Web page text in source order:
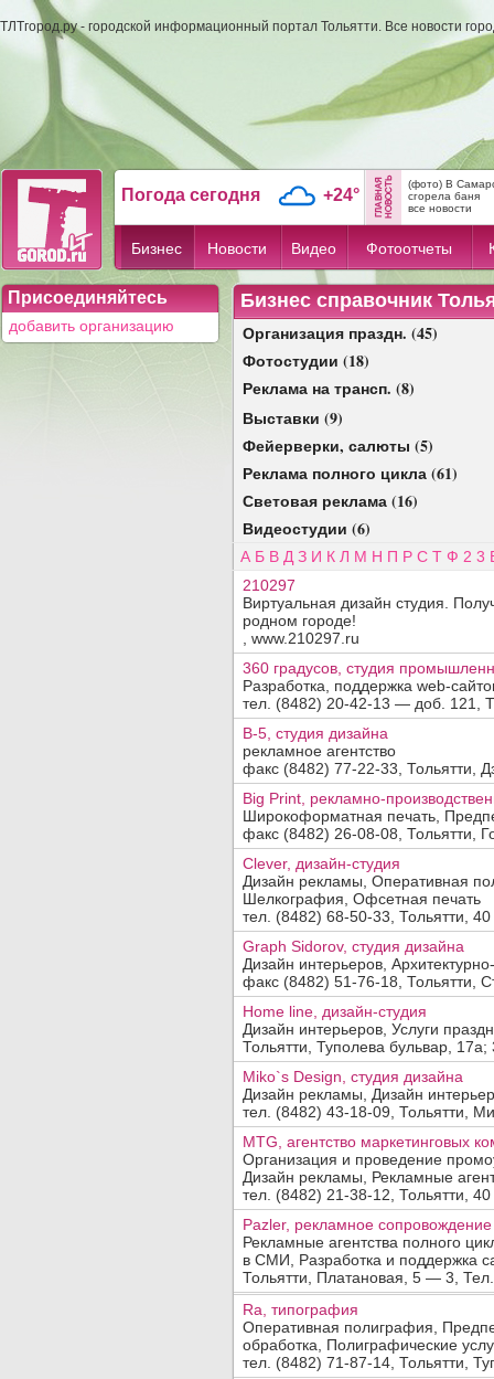
ТЛТгород.ру - городской информационный портал Тольятти. Все новости
Погода сегодня +24°
(фото) В
сгорела баня
все новости
Бизнес Новости Видео Фотоотчеты
Вид деятельности, продукция, услуги:
(введите пожалуйста число
)
размещения обращайтесь в отдел
Присоединяйтесь
добавить организацию
Бизнес справочник
Организация праздн. (45)
Фотостудии (18)
Реклама на трансп. (8)
Выставки (9)
Фейерверки, салюты (5)
Реклама полного цикла (61)
Световая реклама (16)
Видеостудии (6)
А Б В Д З И К Л М Н П Р С Т Ф 2 3
210297
Виртуальная дизайн студия.
родном городе!
, www.210297.ru
360 градусов, студия
Разработка, поддержка web-
тел. (8482) 20-42-13 — доб. 121,
B-5, студия дизайна
рекламное агентство
факс (8482) 77-22-33, Тольятти,
Big Print, рекламно-
Широкоформатная печать,
факс (8482) 26-08-08, Тольятти,
Clever, дизайн-студия
Дизайн рекламы, Оперативная
Шелкография, Офсетная печать
тел. (8482) 68-50-33, Тольятти,
Graph Sidorov, студия дизайна
Дизайн интерьеров,
факс (8482) 51-76-18, Тольятти,
Home line, дизайн-студия
Дизайн интерьеров, Услуги
Тольятти, Туполева бульвар, 17а;
Miko`s Design, студия дизайна
Дизайн рекламы, Дизайн
тел. (8482) 43-18-09, Тольятти,
MTG, агентство маркетинговых
Организация и проведение
Дизайн рекламы, Рекламные
тел. (8482) 21-38-12, Тольятти,
Pazler, рекламное
Рекламные агентства полного
в СМИ, Разработка и поддержка
Тольятти, Платановая, 5 — 3,
Ra, типография
Оперативная полиграфия,
обработка, Полиграфические
тел. (8482) 71-87-14, Тольятти,